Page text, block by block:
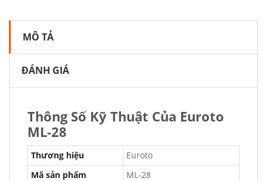
MÔ TẢ
ĐÁNH GIÁ
Thông Số Kỹ Thuật Của Euroto
ML-28
Thương hiệu
Euroto
Mã sản phẩm
ML-28